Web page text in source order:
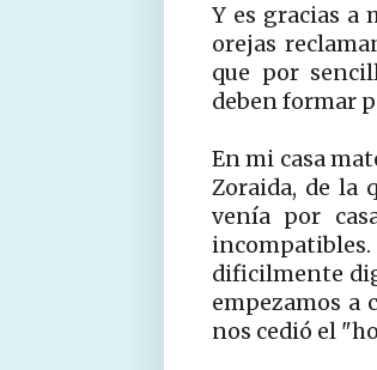
Y es gracias a
orejas
que por
deben formar
En mi casa
Zoraida, de la
venía por
incompatibles.
dificilmente
empezamos a
nos cedió el